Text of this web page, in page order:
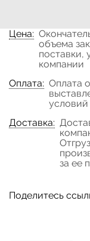
Цена:
объема
поставки,
компании
Оплата: Оплата
условий
Доставка:
за ее
Поделитесь